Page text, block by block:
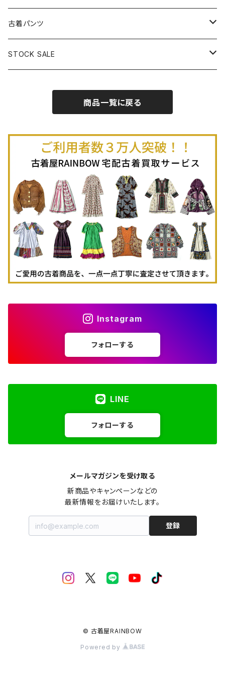
古着オールインワン
古着オーバーオール
古着半袖プルオーバー
古着長袖Ｔシャツ
古着半袖Ｔシャツ
古着ベスト
古着キャミソール
古着ポロシャツ
古着長袖ポロシャツ
古着スウェット
古着パーカー
古着タンクトップ
古着半袖ニット
古着ニットアウター
古着ライトコート
古着ヘビージャケット
古着羽織り
古着ロング丈スカート (丈76cm-)
古着膝丈スカート (丈56-75cm)
古着ミニ丈スカート (丈56-75cm)
古着パンツ
古着ロング丈パンツ
STOCK SALE
Autumn / Winter
商品一覧に戻る
Instagram
フォローする
LINE
フォローする
メールマガジンを受け取る
新商品やキャンペーンなどの
最新情報をお届けいたします。
登録
© 古着屋RAINBOW
Powered by